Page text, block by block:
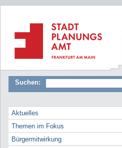
Suchen:
Aktuelles
Themen im Fokus
Bürgermitwirkung